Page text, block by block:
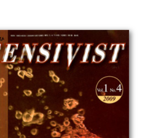
基礎医学関連科学(80)
自然科学(25)
医療技術(16)
歯科学(3)
薬学(7)
保健・体育(1)
医学一般(91) マルチメディア(0)